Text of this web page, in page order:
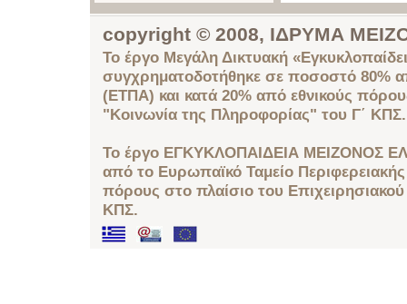
copyright © 2008, ΙΔΡΥΜΑ
Το έργο Μεγάλη Δικτυακή
συγχρηματοδοτήθηκε σε ποσοστό 80%
(ΕΤΠΑ) και κατά 20% από εθνικούς
"Κοινωνία της Πληροφορίας" του Γ΄ ΚΠΣ.
Το έργο ΕΓΚΥΚΛΟΠΑΙΔΕΙΑ ΜΕΙΖΟΝΟΣ
από το Ευρωπαϊκό Ταμείο
πόρους στο πλαίσιο του
ΚΠΣ.